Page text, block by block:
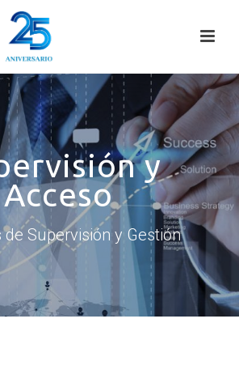
y
Acceso
de Supervisión y Gestión